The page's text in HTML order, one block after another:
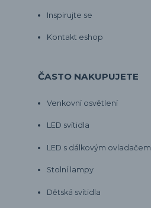
Inspirujte se
Kontakt eshop
ČASTO NAKUPUJETE
Venkovní osvětlení
LED svítidla
LED s dálkovým ovladačem
Stolní lampy
Dětská svítidla